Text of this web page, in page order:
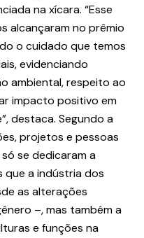
na xícara. “Esse
alcançaram no prêmio
o cuidado que temos
evidenciando
ambiental, respeito ao
impacto positivo em
destaca. Segundo a
projetos e pessoas
se dedicaram a
que a indústria dos
as alterações
–, mas também a
e funções na